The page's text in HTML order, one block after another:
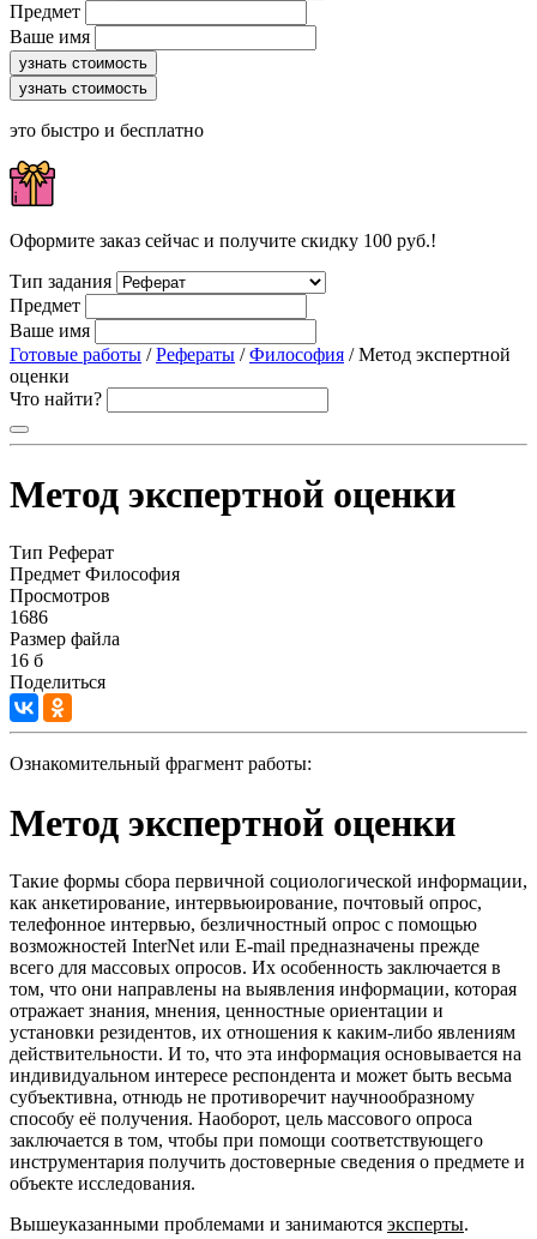
Предмет
Ваше имя
узнать стоимость
узнать стоимость
это быстро и бесплатно
Оформите заказ сейчас и получите скидку 100 руб.!
Тип задания
Предмет
Ваше имя
Готовые работы /Рефераты /Философия / Метод экспертной
оценки
Что найти?
Метод экспертной оценки
Тип Реферат
Предмет Философия
Просмотров
1686
Размер файла
16 б
Поделиться
Ознакомительный фрагмент работы:
Метод экспертной оценки
Такие формы сбора первичной социологической информации,
как анкетирование, интервьюирование, почтовый опрос,
телефонное интервью, безличностный опрос с помощью
возможностей InterNet или E-mail предназначены прежде
всего для массовых опросов. Их особенность заключается в
том, что они направлены на выявления информации, которая
отражает знания, мнения, ценностные ориентации и
установки резидентов, их отношения к каким-либо явлениям
действительности. И то, что эта информация основывается на
индивидуальном интересе респондента и может быть весьма
субъективна, отнюдь не противоречит научнообразному
способу её получения. Наоборот, цель массового опроса
заключается в том, чтобы при помощи соответствующего
инструментария получить достоверные сведения о предмете и
объекте исследования.
Вышеуказанными проблемами и занимаются эксперты.